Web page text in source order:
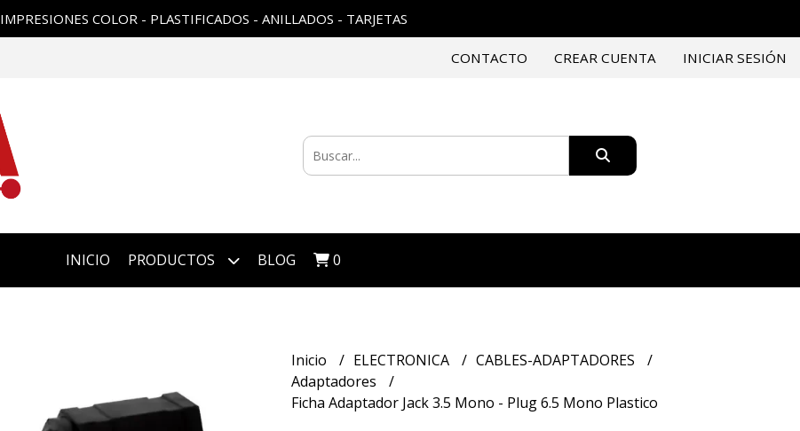
IMPRESIONES COLOR - PLASTIFICADOS - ANILLADOS - TARJETAS
CONTACTO CREAR CUENTA INICIAR SESIÓN
INICIO PRODUCTOS BLOG 0
Inicio ELECTRONICA
CABLES-ADAPTADORES
Adaptadores
Ficha Adaptador Jack 3.5 Mono - Plug 6.5 Mono Plastico